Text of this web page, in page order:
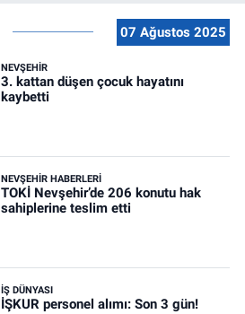
07 Ağustos 2025
NEVŞEHIR
3. kattan düşen çocuk hayatını
kaybetti
NEVŞEHIR HABERLERI
TOKİ Nevşehir’de 206 konutu hak
sahiplerine teslim etti
İŞ DÜNYASI
İŞKUR personel alımı: Son 3 gün!